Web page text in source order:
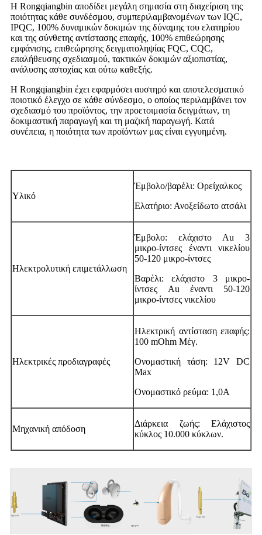
Η Rongqiangbin αποδίδει μεγάλη σημασία στη διαχείριση της
ποιότητας κάθε συνδέσμου, συμπεριλαμβανομένων των IQC,
IPQC, 100% δυναμικών δοκιμών της δύναμης του ελατηρίου
και της σύνθετης αντίστασης επαφής, 100% επιθεώρησης
εμφάνισης, επιθεώρησης δειγματοληψίας FQC, CQC,
επαλήθευσης σχεδιασμού, τακτικών δοκιμών αξιοπιστίας,
ανάλυσης αστοχίας και ούτω καθεξής.
Η Rongqiangbin έχει εφαρμόσει αυστηρό και αποτελεσματικό
ποιοτικό έλεγχο σε κάθε σύνδεσμο, ο οποίος περιλαμβάνει τον
σχεδιασμό του προϊόντος, την προετοιμασία δειγμάτων, τη
δοκιμαστική παραγωγή και τη μαζική παραγωγή. Κατά
συνέπεια, η ποιότητα των προϊόντων μας είναι εγγυημένη.
Υλικό
Έμβολο/βαρέλι: Ορείχαλκος
Ελατήριο: Ανοξείδωτο ατσάλι
Ηλεκτρολυτική επιμετάλλωση
Έμβολο: ελάχιστο Au 3
μικρο-ίντσες έναντι νικελίου
50-120 μικρο-ίντσες
Βαρέλι: ελάχιστο 3 μικρο-
ίντσες Au έναντι 50-120
μικρο-ίντσες νικελίου
Ηλεκτρικές προδιαγραφές
Ηλεκτρική αντίσταση επαφής:
100 mOhm Μέγ.
Ονομαστική τάση: 12V DC
Max
Ονομαστικό ρεύμα: 1,0A
Μηχανική απόδοση
Διάρκεια ζωής: Ελάχιστος
κύκλος 10.000 κύκλων.